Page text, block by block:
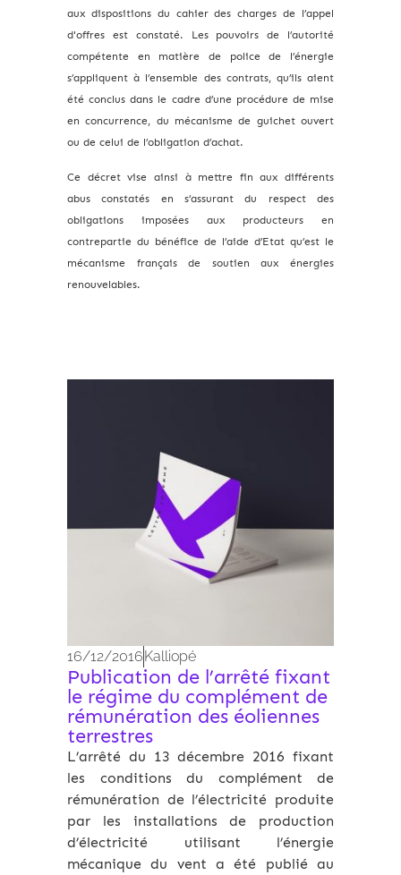
aux dispositions du cahier des charges de l’appel
d'offres est constaté. Les pouvoirs de l’autorité
compétente en matière de police de l’énergie
s’appliquent à l’ensemble des contrats, qu’ils aient
été conclus dans le cadre d’une procédure de mise
en concurrence, du mécanisme de guichet ouvert
ou de celui de l’obligation d’achat.
Ce décret vise ainsi à mettre fin aux différents
abus constatés en s’assurant du respect des
obligations imposées aux producteurs en
contrepartie du bénéfice de l’aide d’Etat qu’est le
mécanisme français de soutien aux énergies
renouvelables.
16/12/2016Kalliopé
Publication de l’arrêté fixant
le régime du complément de
rémunération des éoliennes
terrestres
L’arrêté du 13 décembre 2016 fixant
les conditions du complément de
rémunération de l’électricité produite
par les installations de production
d’électricité utilisant l’énergie
mécanique du vent a été publié au